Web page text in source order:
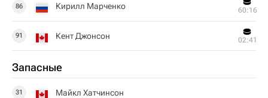
86 Кирилл Марченко 60:16
91 Кент Джонсон 02:41
Запасные
31 Майкл Хатчинсон